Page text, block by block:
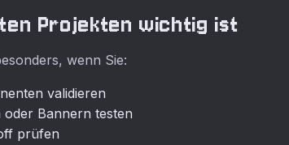
Projekten wichtig ist
wenn Sie:
validieren
Bannern testen
prüfen